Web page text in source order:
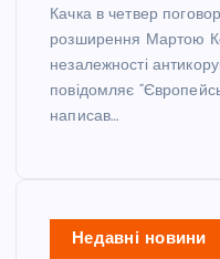
Качка в четвер
розширення Мартою
незалежності
повідомляє
написав…
Недавні новини